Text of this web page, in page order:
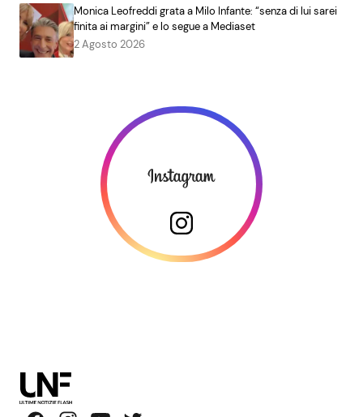
Monica Leofreddi grata a Milo Infante: “senza di lui sarei
finita ai margini” e lo segue a Mediaset
2 Agosto 2026